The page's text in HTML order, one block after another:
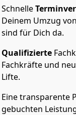
Schnelle
Deinem Umzug
sind für Dich da.
Qualifizierte
Fachkräfte und
Lifte.
Eine transparente
gebuchten